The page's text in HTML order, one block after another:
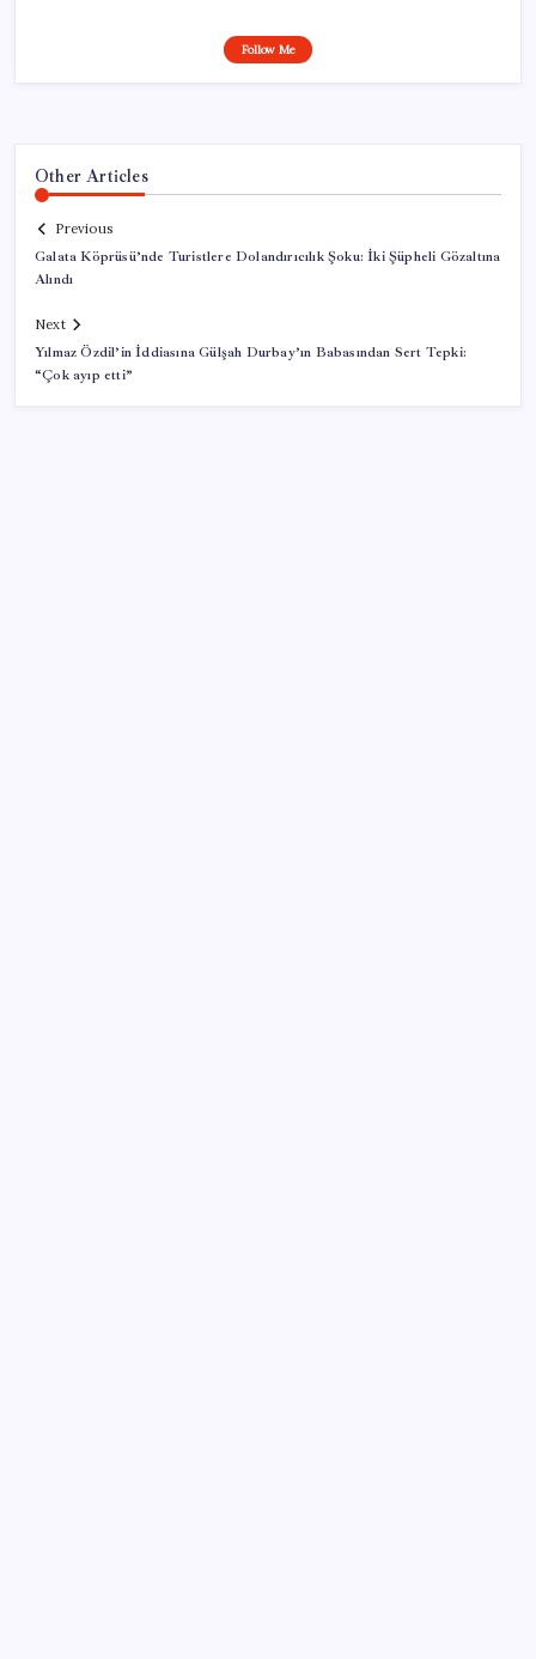
Follow Me
Other Articles
Previous
Galata Köprüsü’nde Turistlere Dolandırıcılık Şoku: İki Şüpheli Gözaltına
Alındı
Next
Yılmaz Özdil’in İddiasına Gülşah Durbay’ın Babasından Sert Tepki:
“Çok ayıp etti”